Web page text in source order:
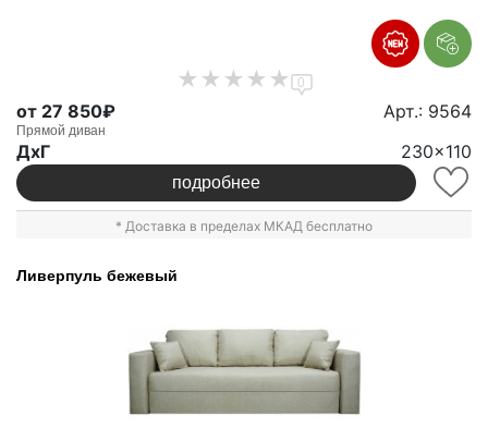
0
от 27 850₽ Арт.: 9564
Прямой диван
ДxГ 230x110
подробнее
* Доставка в пределах МКАД бесплатно
Ливерпуль бежевый